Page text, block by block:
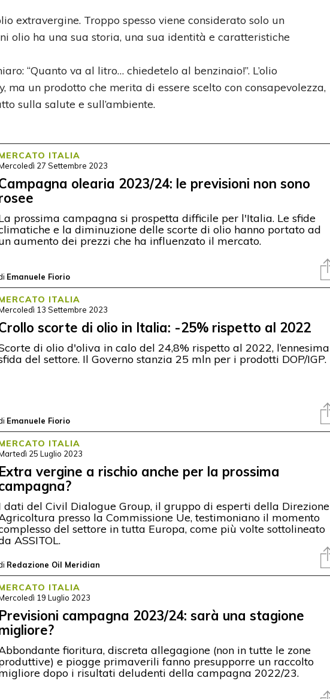
extravergine. Troppo spesso viene considerato solo un
olio ha una sua storia, una sua identità e caratteristiche
“Quanto va al litro… chiedetelo al benzinaio!”. L’olio
ma un prodotto che merita di essere scelto con consapevolezza,
sulla salute e sull’ambiente.
ITALIA
27 Settembre 2023
olearia 2023/24: le previsioni non sono
prossima campagna si prospetta difficile per l'Italia. Le sfide
e la diminuzione delle scorte di olio hanno portato ad
aumento dei prezzi che ha influenzato il mercato.
Emanuele Fiorio
ITALIA
13 Settembre 2023
scorte di olio in Italia: -25% rispetto al 2022
di olio d'oliva in calo del 24,8% rispetto al 2022, l’ennesima
del settore. Il Governo stanzia 25 mln per i prodotti DOP/IGP.
Emanuele Fiorio
ITALIA
25 Luglio 2023
Extra vergine a rischio anche per la prossima
dati del Civil Dialogue Group, il gruppo di esperti della Direzione
presso la Commissione Ue, testimoniano il momento
del settore in tutta Europa, come più volte sottolineato
ASSITOL.
Redazione Oil Meridian
ITALIA
19 Luglio 2023
Previsioni campagna 2023/24: sarà una stagione
fioritura, discreta allegagione (non in tutte le zone
e piogge primaverili fanno presupporre un raccolto
dopo i risultati deludenti della campagna 2022/23.